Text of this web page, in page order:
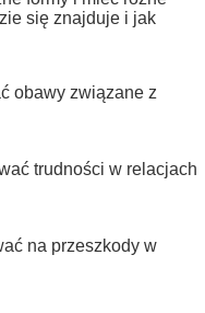
się znajduje i jak
obawy związane z
trudności w relacjach
na przeszkody w